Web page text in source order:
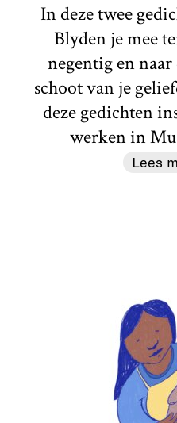
In deze twee
Blyden je mee
negentig en
schoot van je
deze gedichten
werken in
Lees